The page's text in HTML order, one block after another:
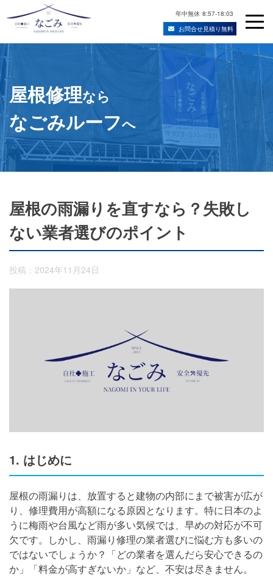
Skip
to
content
年中無休 8:57-18:03
お問合せ見積り無料
宮城県仙台市の屋根修理・雨漏り修理業者
屋根修理なら
なごみルーフへ
屋根の雨漏りを直すなら？失敗し
ない業者選びのポイント
投稿：2024年11月24日
1. はじめに
屋根の雨漏りは、放置すると建物の内部にまで被害が広が
り、修理費用が高額になる原因となります。特に日本のよ
うに梅雨や台風など雨が多い気候では、早めの対応が不可
欠です。しかし、雨漏り修理の業者選びに悩む方も多いの
ではないでしょうか？「どの業者を選んだら安心できるの
か」「料金が高すぎないか」など、不安は尽きません。